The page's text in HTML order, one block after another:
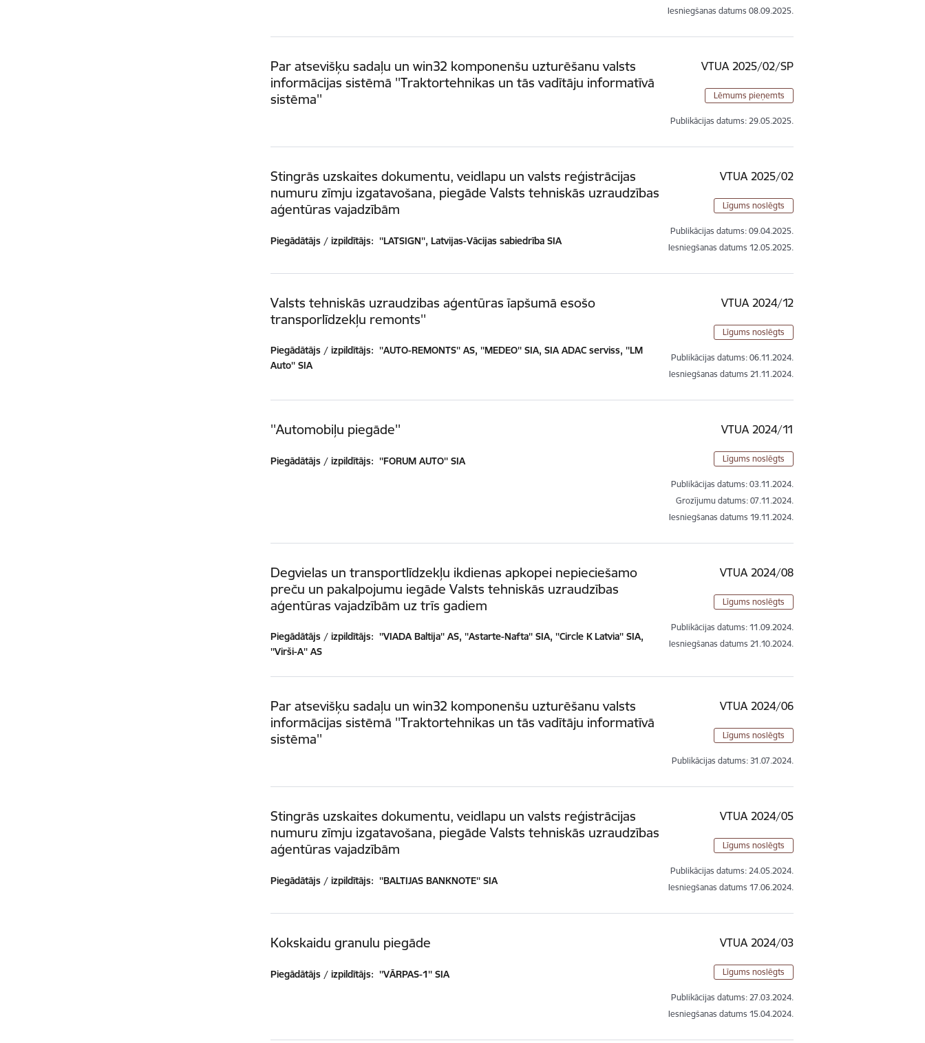
Iesniegšanas datums 08.09.2025.
Par atsevišķu sadaļu un win32 komponenšu uzturēšanu valsts
informācijas sistēmā ''Traktortehnikas un tās vadītāju informatīvā
sistēma''
VTUA 2025/02/SP
Lēmums pieņemts
Publikācijas datums: 29.05.2025.
Stingrās uzskaites dokumentu, veidlapu un valsts reģistrācijas
numuru zīmju izgatavošana, piegāde Valsts tehniskās uzraudzības
aģentūras vajadzībām
Piegādātājs / izpildītājs: ''LATSIGN'', Latvijas-Vācijas sabiedrība SIA
VTUA 2025/02
Līgums noslēgts
Publikācijas datums: 09.04.2025.
Iesniegšanas datums 12.05.2025.
Valsts tehniskās uzraudzibas aģentūras īapšumā esošo
transporlīdzekļu remonts''
Piegādātājs / izpildītājs: ''AUTO-REMONTS'' AS, ''MEDEO'' SIA, SIA ADAC serviss, ''LM
Auto'' SIA
VTUA 2024/12
Līgums noslēgts
Publikācijas datums: 06.11.2024.
Iesniegšanas datums 21.11.2024.
''Automobiļu piegāde''
Piegādātājs / izpildītājs: ''FORUM AUTO'' SIA
VTUA 2024/11
Līgums noslēgts
Publikācijas datums: 03.11.2024.
Grozījumu datums: 07.11.2024.
Iesniegšanas datums 19.11.2024.
Degvielas un transportlīdzekļu ikdienas apkopei nepieciešamo
preču un pakalpojumu iegāde Valsts tehniskās uzraudzības
aģentūras vajadzībām uz trīs gadiem
Piegādātājs / izpildītājs: ''VIADA Baltija'' AS, ''Astarte-Nafta'' SIA, ''Circle K Latvia'' SIA,
''Virši-A'' AS
VTUA 2024/08
Līgums noslēgts
Publikācijas datums: 11.09.2024.
Iesniegšanas datums 21.10.2024.
Par atsevišķu sadaļu un win32 komponenšu uzturēšanu valsts
informācijas sistēmā ''Traktortehnikas un tās vadītāju informatīvā
sistēma''
VTUA 2024/06
Līgums noslēgts
Publikācijas datums: 31.07.2024.
Stingrās uzskaites dokumentu, veidlapu un valsts reģistrācijas
numuru zīmju izgatavošana, piegāde Valsts tehniskās uzraudzības
aģentūras vajadzībām
Piegādātājs / izpildītājs: ''BALTIJAS BANKNOTE'' SIA
VTUA 2024/05
Līgums noslēgts
Publikācijas datums: 24.05.2024.
Iesniegšanas datums 17.06.2024.
Kokskaidu granulu piegāde
Piegādātājs / izpildītājs: ''VĀRPAS-1'' SIA
VTUA 2024/03
Līgums noslēgts
Publikācijas datums: 27.03.2024.
Iesniegšanas datums 15.04.2024.